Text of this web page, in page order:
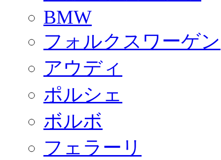
BMW
フォルクスワーゲン
アウディ
ポルシェ
ボルボ
フェラーリ